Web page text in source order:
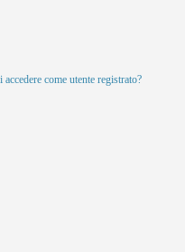
come utente registrato?